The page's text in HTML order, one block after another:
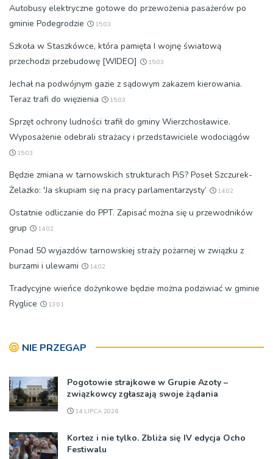
Autobusy elektryczne gotowe do przewożenia pasażerów po
gminie Podegrodzie
15:03
Szkoła w Staszkówce, która pamięta I wojnę światową
przechodzi przebudowę [WIDEO]
15:03
Jechał na podwójnym gazie z sądowym zakazem kierowania.
Teraz trafi do więzienia
15:03
Sprzęt ochrony ludności trafił do gminy Wierzchosławice.
Wyposażenie odebrali strażacy i przedstawiciele wodociągów
15:03
Będzie zmiana w tarnowskich strukturach PiS? Poseł Szczurek-
Żelazko: 'Ja skupiam się na pracy parlamentarzysty’
14:02
Ostatnie odliczanie do PPT. Zapisać można się u przewodników
grup
14:02
Ponad 50 wyjazdów tarnowskiej straży pożarnej w związku z
burzami i ulewami
14:02
Tradycyjne wieńce dożynkowe będzie można podziwiać w gminie
Ryglice
13:01
NIE PRZEGAP
Pogotowie strajkowe w Grupie Azoty –
związkowcy zgłaszają swoje żądania
14 LIPCA 2026
Kortez i nie tylko. Zbliża się IV edycja Ocho
Festiwalu